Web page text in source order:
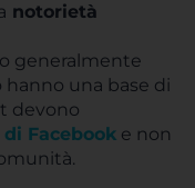
notorietà
generalmente
hanno una base di
devono
Facebook e non